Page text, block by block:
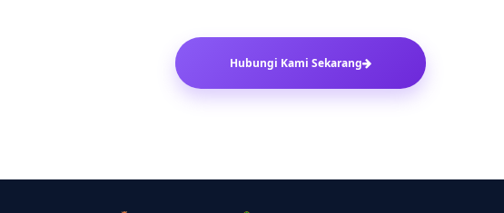
Hubungi Kami Sekarang